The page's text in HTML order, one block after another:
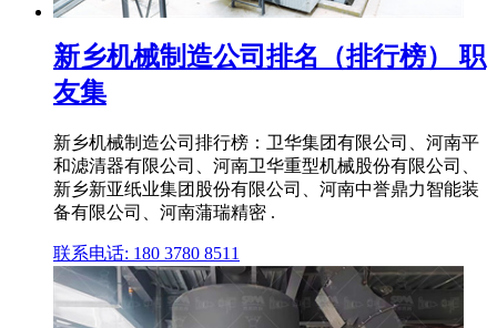
新乡机械制造公司排名（排行榜） 职
友集
新乡机械制造公司排行榜：卫华集团有限公司、河南平
和滤清器有限公司、河南卫华重型机械股份有限公司、
新乡新亚纸业集团股份有限公司、河南中誉鼎力智能装
备有限公司、河南蒲瑞精密 .
联系电话: 180 3780 8511